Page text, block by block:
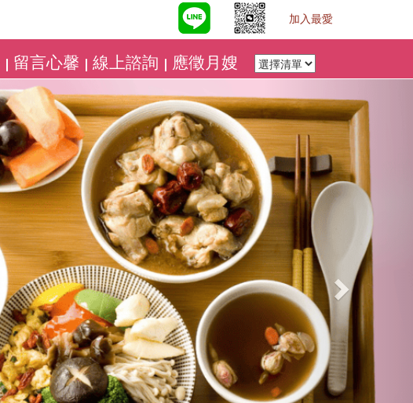
加入最愛
留言心馨 線上諮詢 應徵月嫂